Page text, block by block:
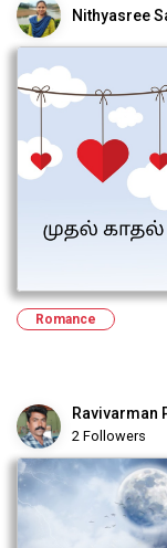
Nithyasree
Romance
Ravivarman
2 Followers